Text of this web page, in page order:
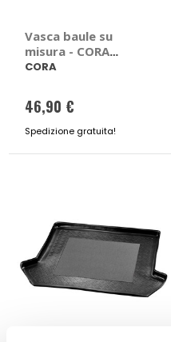
Vasca baule su
misura - CORA
Mazda 6
CORA
46,90 €
Spedizione gratuita!